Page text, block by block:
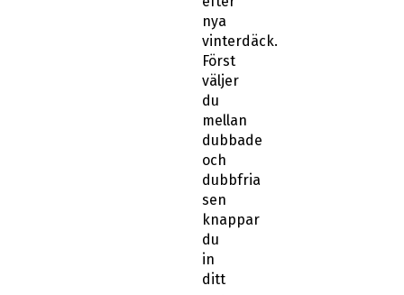
vinterdäck.
Först
väljer
du
mellan
dubbade
och
dubbfria
sen
knappar
du
in
ditt
regnummer
och